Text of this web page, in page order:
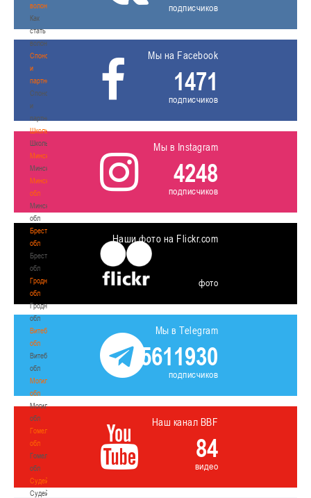
волонтером
Как
стать
волонтером
Спонсоры
и
партнеры
Спонсоры
и
партнеры
Школы
Школы
Минск
Минск
Минская
обл
Минская
обл
Брестская
обл
Брестская
обл
Гродненская
обл
Гродненская
обл
Витебская
обл
Витебская
обл
Могилевская
обл
Могилевская
обл
Гомельская
обл
Гомельская
обл
Судейство
Судейство
подписчиков
Мы на Facebook
1471
подписчиков
Мы в Instagram
4248
подписчиков
Наши фото на Flickr.com
фото
Мы в Telegram
5611930
подписчиков
Наш канал BBF
84
видео